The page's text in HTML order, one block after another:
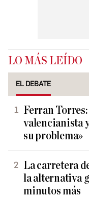
LO MÁS LEÍDO
EL DEBATE
Ferran
valencianista
su problema»
La carretera
la alternativa
minutos más